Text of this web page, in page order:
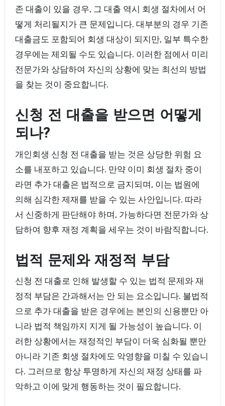
존 대출이 있을 경우, 그 대출 역시 회생 절차에서 어
떻게 처리될지가 큰 문제입니다. 대부분의 경우 기존
대출금도 포함되어 회생 대상이 되지만, 일부 특수한
경우에는 제외될 수도 있습니다. 이러한 점에서 미리
전문가와 상담하여 자신의 상황에 맞는 최선의 방법
을 찾는 것이 중요합니다.
신청 전 대출을 받으면 어떻게
되나?
개인회생 신청 전 대출을 받는 것은 상당한 위험 요
소를 내포하고 있습니다. 만약 이미 회생 절차 중이
라면 추가 대출은 법적으로 금지되며, 이는 법원에
의해 심각한 제재를 받을 수 있는 사안입니다. 따라
서 신중하게 판단해야 하며, 가능하다면 전문가와 상
담하여 향후 재정 계획을 세우는 것이 바람직합니다.
법적 문제와 재정적 부담
신청 전 대출로 인해 발생할 수 있는 법적 문제와 재
정적 부담은 간과해서는 안 되는 요소입니다. 불법적
으로 추가 대출을 받은 경우에는 본인의 신용뿐만 아
니라 법적 책임까지 지게 될 가능성이 높습니다. 이
러한 상황에서는 재정적인 부담이 더욱 심화될 뿐만
아니라 기존 회생 절차에도 악영향을 미칠 수 있습니
다. 그러므로 항상 투명하게 자신의 재정 상태를 파
악하고 이에 맞게 행동하는 것이 필요합니다.